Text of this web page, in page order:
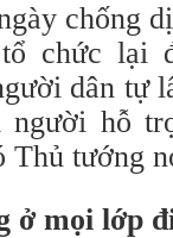
chống
chức lại
dân tự
người hỗ
Thủ tướng
ở mọi lớp